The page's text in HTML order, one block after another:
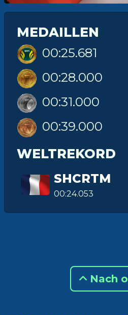
MEDAILLEN
00:25.681
00:28.000
00:31.000
00:39.000
WELTREKORD
SHCRTM
00:24.053
Nach